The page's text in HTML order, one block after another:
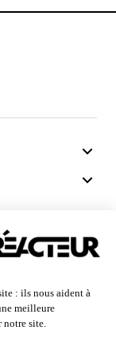
nos
la meilleure
à utiliser ce
l'utilisation des